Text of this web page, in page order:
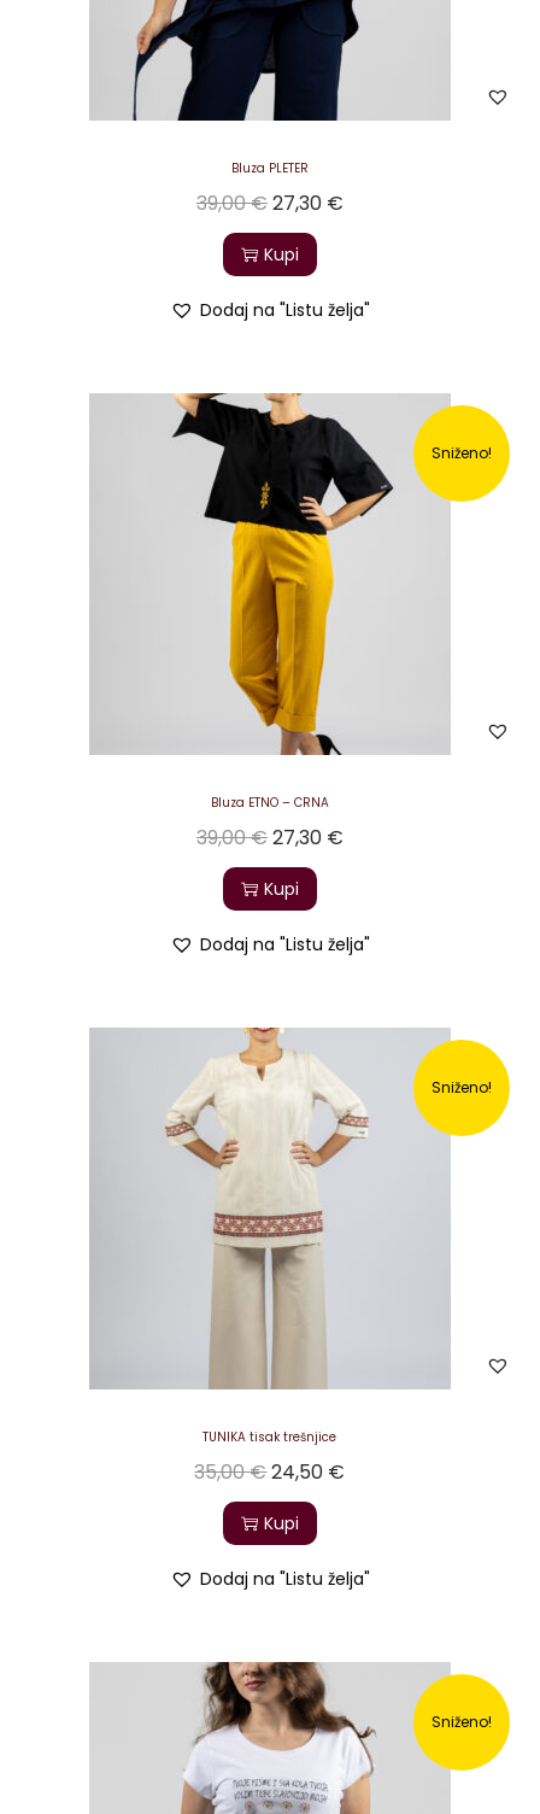
Bluza PLETER
39,00€27,30 €
Kupi
Dodaj na "Listu želja"
Sniženo!
Bluza ETNO – CRNA
39,00€27,30 €
Kupi
Dodaj na "Listu želja"
Sniženo!
TUNIKA tisak trešnjice
35,00€24,50 €
Kupi
Dodaj na "Listu želja"
Sniženo!